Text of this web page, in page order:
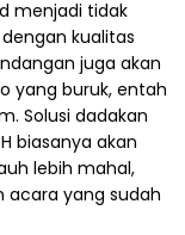
menjadi tidak
kualitas
juga akan
yang buruk, entah
Solusi dadakan
biasanya akan
lebih mahal,
acara yang sudah